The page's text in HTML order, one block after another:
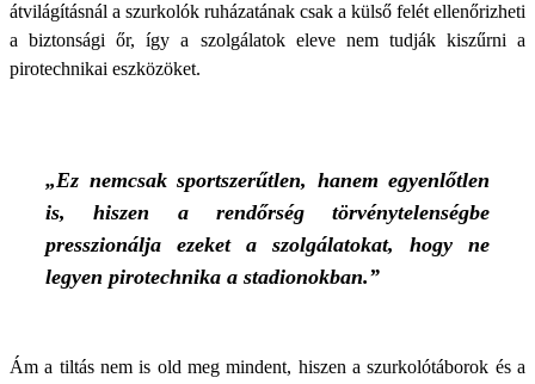
átvilágításnál a szurkolók ruházatának csak a külső felét ellenőrizheti
a biztonsági őr, így a szolgálatok eleve nem tudják kiszűrni a
pirotechnikai eszközöket.
„Ez nemcsak sportszerűtlen, hanem egyenlőtlen
is, hiszen a rendőrség törvénytelenségbe
presszionálja ezeket a szolgálatokat, hogy ne
legyen pirotechnika a stadionokban.”
Ám a tiltás nem is old meg mindent, hiszen a szurkolótáborok és a